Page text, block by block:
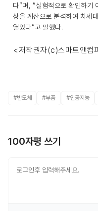
다”며, “실험적으로 확인하기
상을 계산으로 분석하여 차세
열었다”고 말했다.
<저작권자(c)스마트앤컴
#반도체 #부품 #인공지능
100자평 쓰기